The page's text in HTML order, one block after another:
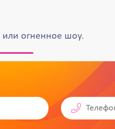
огненное шоу.